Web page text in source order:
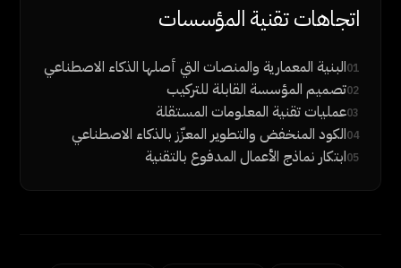
اتجاهات تقنية المؤسسات
01البنية المعمارية والمنصات التي أصلها الذكاء الاصطناعي
02تصميم المؤسسة القابلة للتركيب
03عمليات تقنية المعلومات المستقلة
04الكود المنخفض والتطوير المعزّز بالذكاء الاصطناعي
05ابتكار نماذج الأعمال المدفوع بالتقنية